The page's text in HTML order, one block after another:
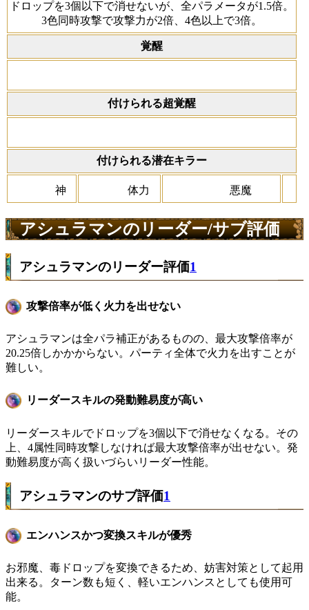
ドロップを3個以下で消せないが、全パラメータが1.5倍。
3色同時攻撃で攻撃力が2倍、4色以上で3倍。
覚醒
付けられる超覚醒
付けられる潜在キラー
神 体力 悪魔
アシュラマンのリーダー/サブ評価
アシュラマンのリーダー評価1
攻撃倍率が低く火力を出せない
アシュラマンは全パラ補正があるものの、最大攻撃倍率が
20.25倍しかかからない。パーティ全体で火力を出すことが
難しい。
リーダースキルの発動難易度が高い
リーダースキルでドロップを3個以下で消せなくなる。その
上、4属性同時攻撃しなければ最大攻撃倍率が出せない。発
動難易度が高く扱いづらいリーダー性能。
アシュラマンのサブ評価1
エンハンスかつ変換スキルが優秀
お邪魔、毒ドロップを変換できるため、妨害対策として起用
出来る。ターン数も短く、軽いエンハンスとしても使用可
能。